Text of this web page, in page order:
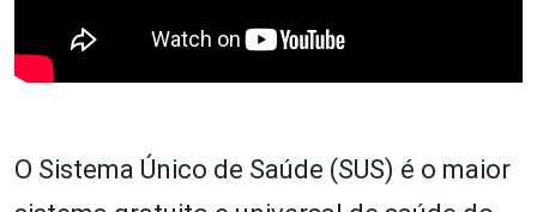
O Sistema Único de Saúde (SUS) é o maior